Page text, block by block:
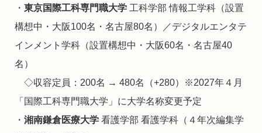
・ 東京国際工科専門職大学工科学部 情報工学科（設置
構想中・大阪100名・名古屋80名）／デジタルエンタテ
インメント学科（設置構想中・大阪60名・名古屋40
名）
◇収容定員：200名 → 480名（+280）※2027年４月
「国際工科専門職大学」に大学名称変更予定
・ 湘南鎌倉医療大学看護学部 看護学科（４年次編集学